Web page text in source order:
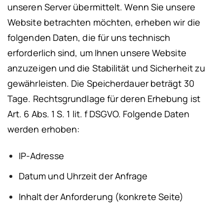
unseren Server übermittelt. Wenn Sie unsere
Website betrachten möchten, erheben wir die
folgenden Daten, die für uns technisch
erforderlich sind, um Ihnen unsere Website
anzuzeigen und die Stabilität und Sicherheit zu
gewährleisten. Die Speicherdauer beträgt 30
Tage. Rechtsgrundlage für deren Erhebung ist
Art. 6 Abs. 1 S. 1 lit. f DSGVO. Folgende Daten
werden erhoben:
IP-Adresse
Datum und Uhrzeit der Anfrage
Inhalt der Anforderung (konkrete Seite)